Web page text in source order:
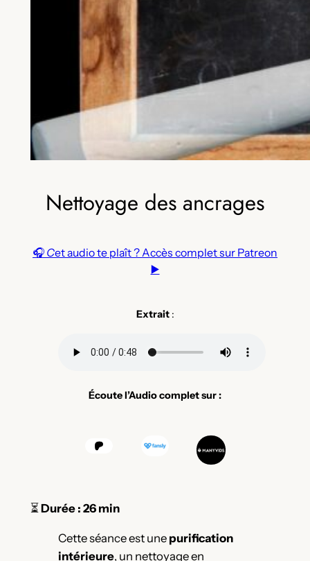
Nettoyage des ancrages
🎧 Cet audio te plaît ? Accès complet sur Patreon
▶️
Extrait:
Écoute l’Audio complet sur :
⏳Durée : 26 min
Cette séance est une purification
intérieure, un nettoyage en